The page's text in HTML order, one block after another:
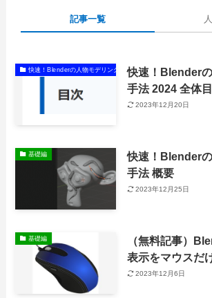
記事一覧
快速！Blenderの人物モデリング手法快速！Blender
手法 2024 全体
2023年12月20日
基礎編
快速！Blender
手法 概要
2023年12月25日
基礎編
（無料記事）
表示をマウスだ
2023年12月6日